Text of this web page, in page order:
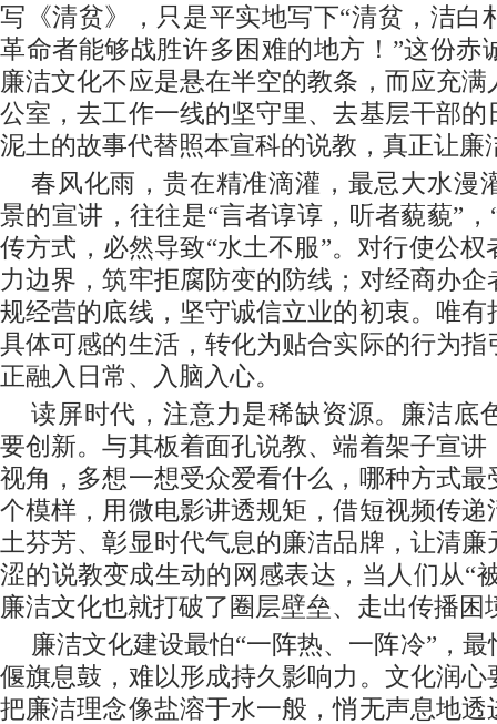
写《清贫》，只是平实地写下“清贫，洁白
革命者能够战胜许多困难的地方！”这份赤
廉洁文化不应是悬在半空的教条，而应充
公室，去工作一线的坚守里、去基层干部
泥土的故事代替照本宣科的说教，真正让廉
春风化雨，贵在精准滴灌，最忌大水漫
景的宣讲，往往是“言者谆谆，听者藐藐”，
传方式，必然导致“水土不服”。对行使公
力边界，筑牢拒腐防变的防线；对经商办
规经营的底线，坚守诚信立业的初衷。唯
具体可感的生活，转化为贴合实际的行为
正融入日常、入脑入心。
读屏时代，注意力是稀缺资源。廉洁底
要创新。与其板着面孔说教、端着架子宣
视角，多想一想受众爱看什么，哪种方式
个模样，用微电影讲透规矩，借短视频传
土芬芳、彰显时代气息的廉洁品牌，让清
涩的说教变成生动的网感表达，当人们从“
廉洁文化也就打破了圈层壁垒、走出传播困
廉洁文化建设最怕“一阵热、一阵冷”，
偃旗息鼓，难以形成持久影响力。文化润
把廉洁理念像盐溶于水一般，悄无声息地